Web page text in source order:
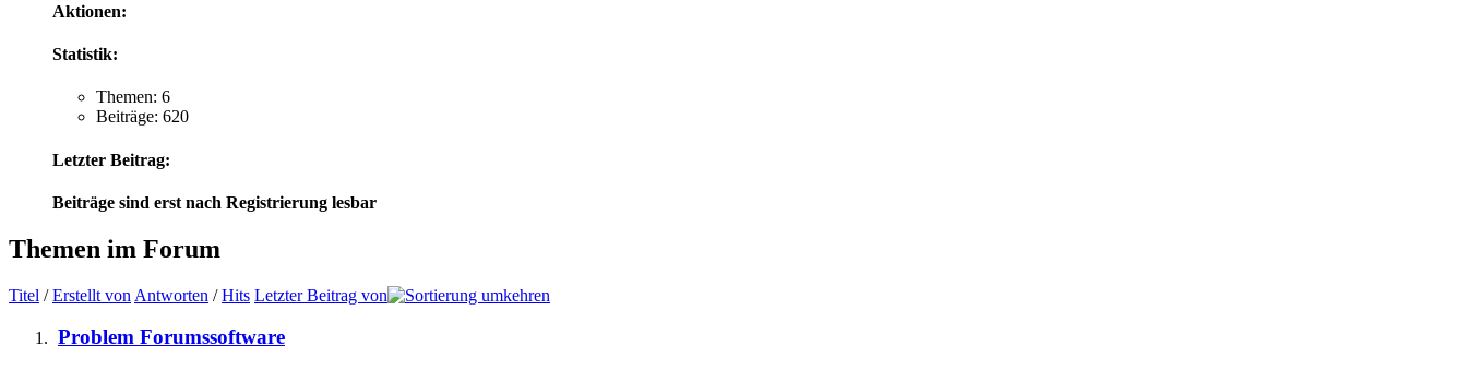
Aktionen:
Statistik:
Themen: 6
Beiträge: 620
Letzter Beitrag:
Beiträge sind erst nach Registrierung lesbar
Themen im Forum
Titel /Erstellt von Antworten /Hits Letzter Beitrag von
Problem Forumssoftware